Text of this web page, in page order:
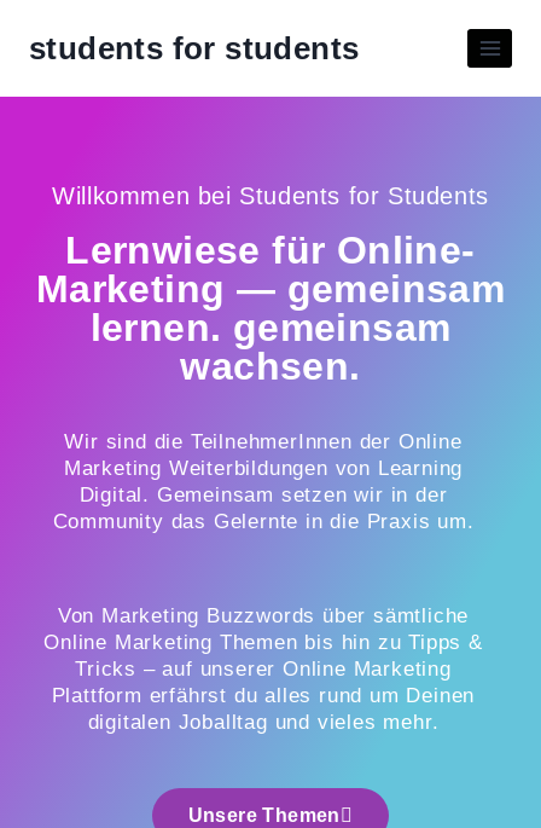
students for students
Willkommen bei Students for Students
Lernwiese für Online-
Marketing — gemeinsam
lernen. gemeinsam
wachsen.
Wir sind die TeilnehmerInnen der Online
Marketing Weiterbildungen von Learning
Digital . Gemeinsam setzen wir in der
Community das Gelernte in die Praxis um.
Von Marketing Buzzwords über sämtliche
Online Marketing Themen bis hin zu Tipps &
Tricks – auf unserer Online Marketing
Plattform erfährst du alles rund um Deinen
digitalen Joballtag und vieles mehr.
Unsere Themen